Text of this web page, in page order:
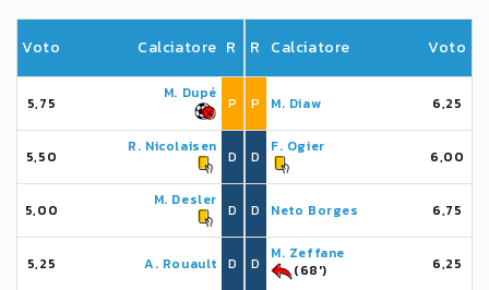
Voto Calciatore R
5,75
M. Dupé
P
5,50
R. Nicolaisen
D
5,00
M. Desler
D
5,25 A. Rouault D
R Calciatore Voto
P M. Diaw 6,25
D
F. Ogier
6,00
D Neto Borges 6,75
D
M. Zeffane
(68')
6,25